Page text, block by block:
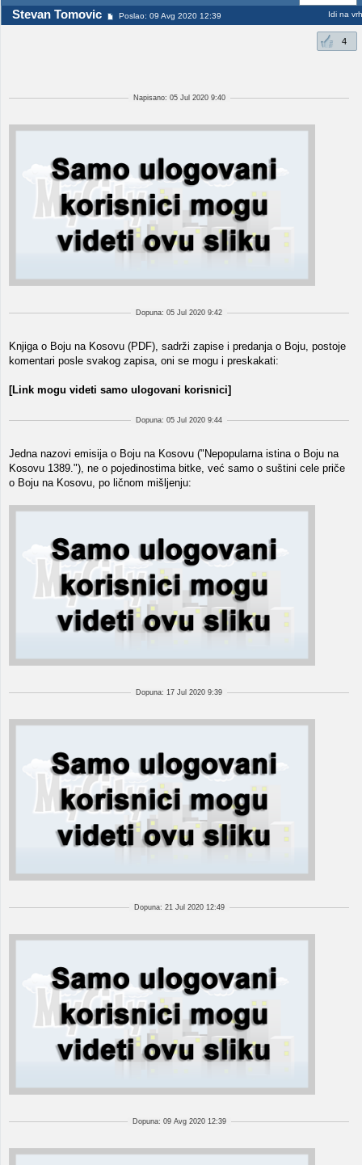
Stevan Tomovic Poslao: 09 Avg 2020 12:39 Idi na vrh
4
Napisano: 05 Jul 2020 9:40
Dopuna: 05 Jul 2020 9:42
Knjiga o Boju na Kosovu (PDF), sadrži zapise i predanja o Boju, postoje
komentari posle svakog zapisa, oni se mogu i preskakati:
[Link mogu videti samo ulogovani korisnici]
Dopuna: 05 Jul 2020 9:44
Jedna nazovi emisija o Boju na Kosovu ("Nepopularna istina o Boju na
Kosovu 1389."), ne o pojedinostima bitke, već samo o suštini cele priče
o Boju na Kosovu, po ličnom mišljenju:
Dopuna: 17 Jul 2020 9:39
Dopuna: 21 Jul 2020 12:49
Dopuna: 09 Avg 2020 12:39